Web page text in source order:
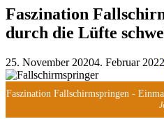
Faszination
durch die Lüfte
25. November 20204. Februar 2022
Faszination Fallschirmspringen -